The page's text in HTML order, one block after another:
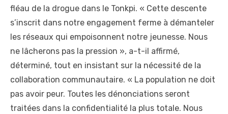
fléau de la drogue dans le Tonkpi. « Cette descente
s’inscrit dans notre engagement ferme à démanteler
les réseaux qui empoisonnent notre jeunesse. Nous
ne lâcherons pas la pression », a-t-il affirmé,
déterminé, tout en insistant sur la nécessité de la
collaboration communautaire. « La population ne doit
pas avoir peur. Toutes les dénonciations seront
traitées dans la confidentialité la plus totale. Nous